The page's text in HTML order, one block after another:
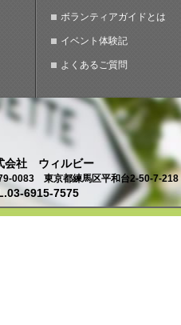
ボランティアガイドとは
イベント体験記
よくあるご質問
会社 ウィルビー
0083 東京都練馬区平和台2-50-7-218
6915-7575